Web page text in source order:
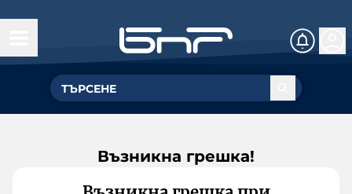
Възникна грешка!